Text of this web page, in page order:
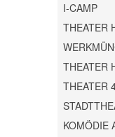
I-CAMP
THEATER
THEATER
THEATER
KOMÖDIE